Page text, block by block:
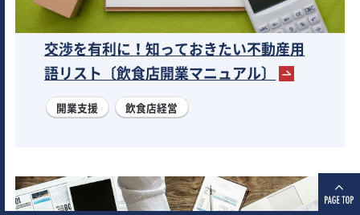
交渉を有利に！知っておきたい不動産用
語リスト〔飲食店開業マニュアル〕
開業支援 飲食店経営